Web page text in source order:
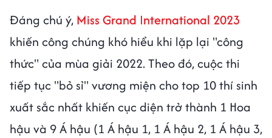
Đáng chú ý, Miss Grand International 2023
khiến công chúng khó hiểu khi lặp lại "công
thức" của mùa giải 2022. Theo đó, cuộc thi
tiếp tục "bỏ sỉ" vương miện cho top 10 thí sinh
xuất sắc nhất khiến cục diện trở thành 1 Hoa
hậu và 9 Á hậu (1 Á hậu 1, 1 Á hậu 2, 1 Á hậu 3,